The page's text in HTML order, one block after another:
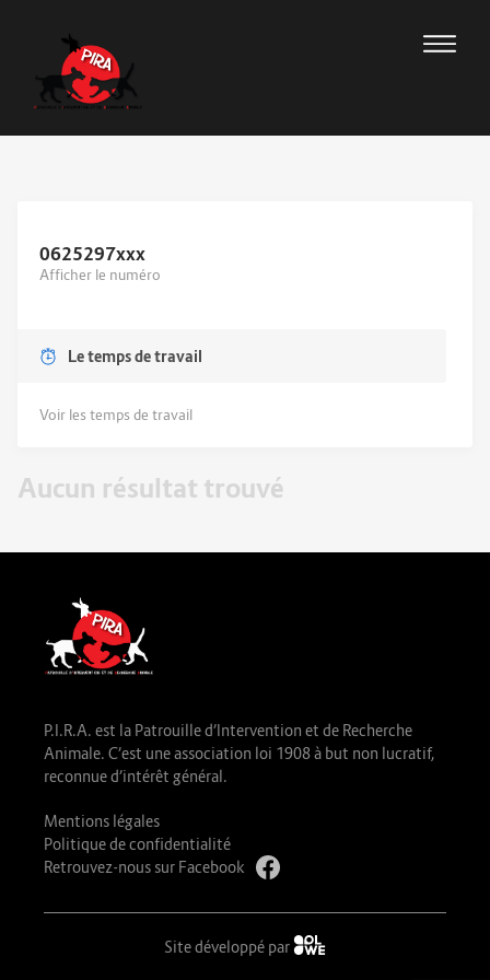
0625297xxx
Afficher le numéro
Le temps de travail
Voir les temps de travail
Aucun résultat trouvé
P.I.R.A. est la Patrouille d’Intervention et de Recherche
Animale. C’est une association loi 1908 à but non lucratif,
reconnue d’intérêt général.
Mentions légales
Politique de confidentialité
Retrouvez-nous sur Facebook
Site développé par